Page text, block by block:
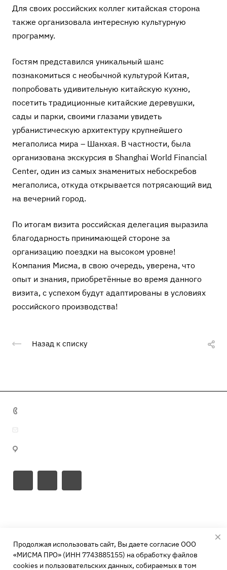
Для своих российских коллег китайская сторона
также организовала интересную культурную
программу.
Гостям представился уникальный шанс
познакомиться с необычной культурой Китая,
попробовать удивительную китайскую кухню,
посетить традиционные китайские деревушки,
сады и парки, своими глазами увидеть
урбанистическую архитектуру крупнейшего
мегаполиса мира – Шанхая. В частности, была
организована экскурсия в Shanghai World Financial
Center, один из самых знаменитых небоскребов
мегаполиса, откуда открывается потрясающий вид
на вечерний город.
По итогам визита российская делегация выразила
благодарность принимающей стороне за
организацию поездки на высоком уровне!
Компания Мисма, в свою очередь, уверена, что
опыт и знания, приобретённые во время данного
визита, с успехом будут адаптированы в условиях
российского производства!
Назад к списку
Птицеводство
Кормовые добавки
Аминокислоты
Компания
Продолжая использовать сайт, Вы даете согласие ООО
«МИСМА ПРО» (ИНН 7743885155) на обработку файлов
cookies и пользовательских данных, собираемых в том